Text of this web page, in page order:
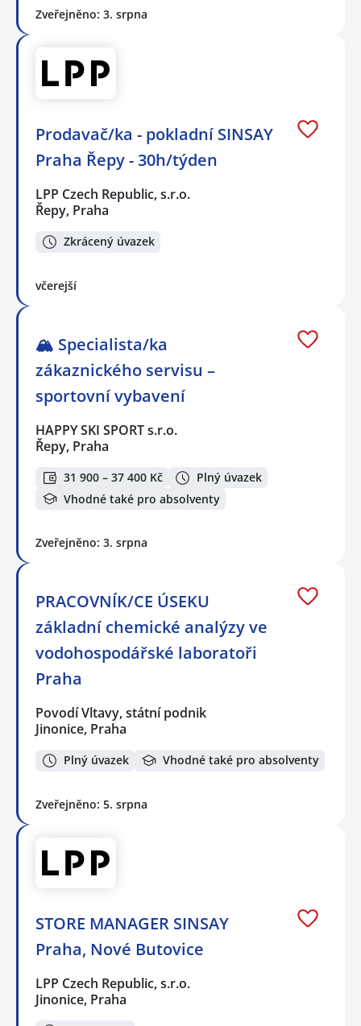
Zveřejněno: 3. srpna
Prodavač/ka - pokladní SINSAY
Praha Řepy - 30h/týden
LPP Czech Republic, s.r.o.
Řepy, Praha
Zkrácený úvazek
včerejší
🏔️ Specialista/ka
zákaznického servisu –
sportovní vybavení
HAPPY SKI SPORT s.r.o.
Řepy, Praha
31 900 – 37 400 Kč
Plný úvazek
Vhodné také pro absolventy
Zveřejněno: 3. srpna
PRACOVNÍK/CE ÚSEKU
základní chemické analýzy ve
vodohospodářské laboratoři
Praha
Povodí Vltavy, státní podnik
Jinonice, Praha
Plný úvazek Vhodné také pro absolventy
Zveřejněno: 5. srpna
STORE MANAGER SINSAY
Praha, Nové Butovice
LPP Czech Republic, s.r.o.
Jinonice, Praha